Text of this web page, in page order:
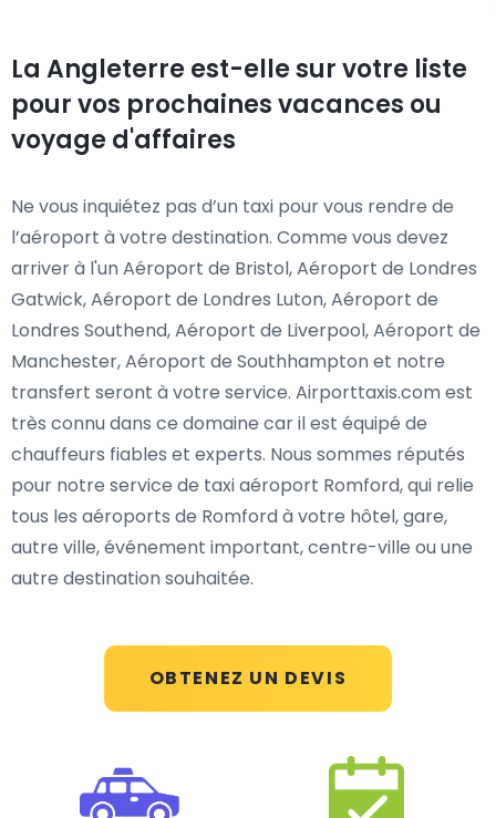
OBTENEZ UN DEVIS
La Angleterre est-elle sur votre liste
pour vos prochaines vacances ou
voyage d'affaires
Ne vous inquiétez pas d’un taxi pour vous rendre de
l’aéroport à votre destination. Comme vous devez
arriver à l'un Aéroport de Bristol, Aéroport de Londres
Gatwick, Aéroport de Londres Luton, Aéroport de
Londres Southend, Aéroport de Liverpool, Aéroport de
Manchester, Aéroport de Southhampton et notre
transfert seront à votre service. Airporttaxis.com est
très connu dans ce domaine car il est équipé de
chauffeurs fiables et experts. Nous sommes réputés
pour notre service de taxi aéroport Romford, qui relie
tous les aéroports de Romford à votre hôtel, gare,
autre ville, événement important, centre-ville ou une
autre destination souhaitée.